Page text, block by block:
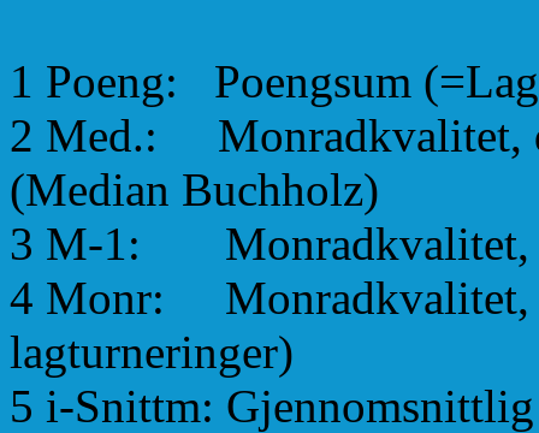
1 Poeng: Poengsum
2 Med.: Monradkvalitet,
(Median Buchholz)
3 M-1: Monradkvalitet,
4 Monr: Monradkvalitet,
lagturneringer)
5 i-Snittm: